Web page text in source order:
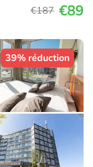
€187 €89
39% réduction